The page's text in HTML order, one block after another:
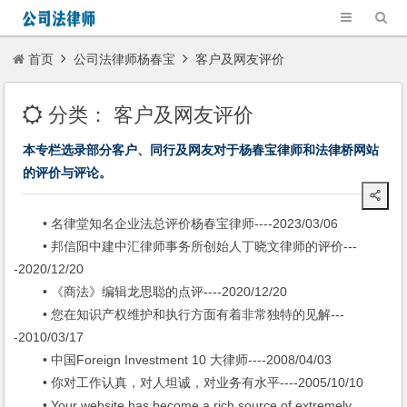
首页 公司法律师杨春宝 客户及网友评价
分类：客户及网友评价
本专栏选录部分客户、同行及网友对于杨春宝律师和法律桥网站
的评价与评论。
• 名律堂知名企业法总评价杨春宝律师----2023/03/06
• 邦信阳中建中汇律师事务所创始人丁晓文律师的评价---
-2020/12/20
• 《商法》编辑龙思聪的点评----2020/12/20
• 您在知识产权维护和执行方面有着非常独特的见解---
-2010/03/17
• 中国Foreign Investment 10 大律师----2008/04/03
• 你对工作认真，对人坦诚，对业务有水平----2005/10/10